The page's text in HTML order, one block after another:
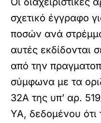
σχετικό έγγραφο
ποσών ανά
αυτές εκδίδονται
από την
σύμφωνα με τα
32Α της υπ’ αρ.
ΥΑ, δεδομένου